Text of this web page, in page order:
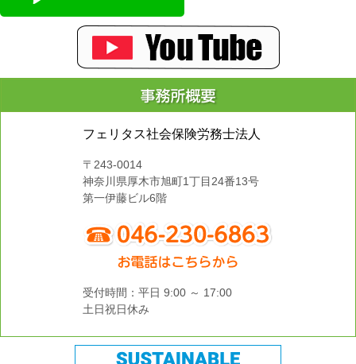
フェリタス社会保険労務士法人
〒243-0014
神奈川県厚木市旭町1丁目24番13号
第一伊藤ビル6階
受付時間：平日 9:00 ～ 17:00
土日祝日休み